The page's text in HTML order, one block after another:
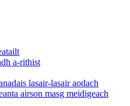
a-rithist
lasair-lasair aodach
airson masg meidigeach